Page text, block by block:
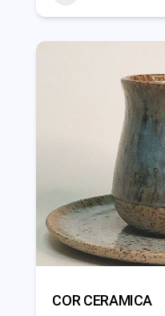
COR CERAMICA